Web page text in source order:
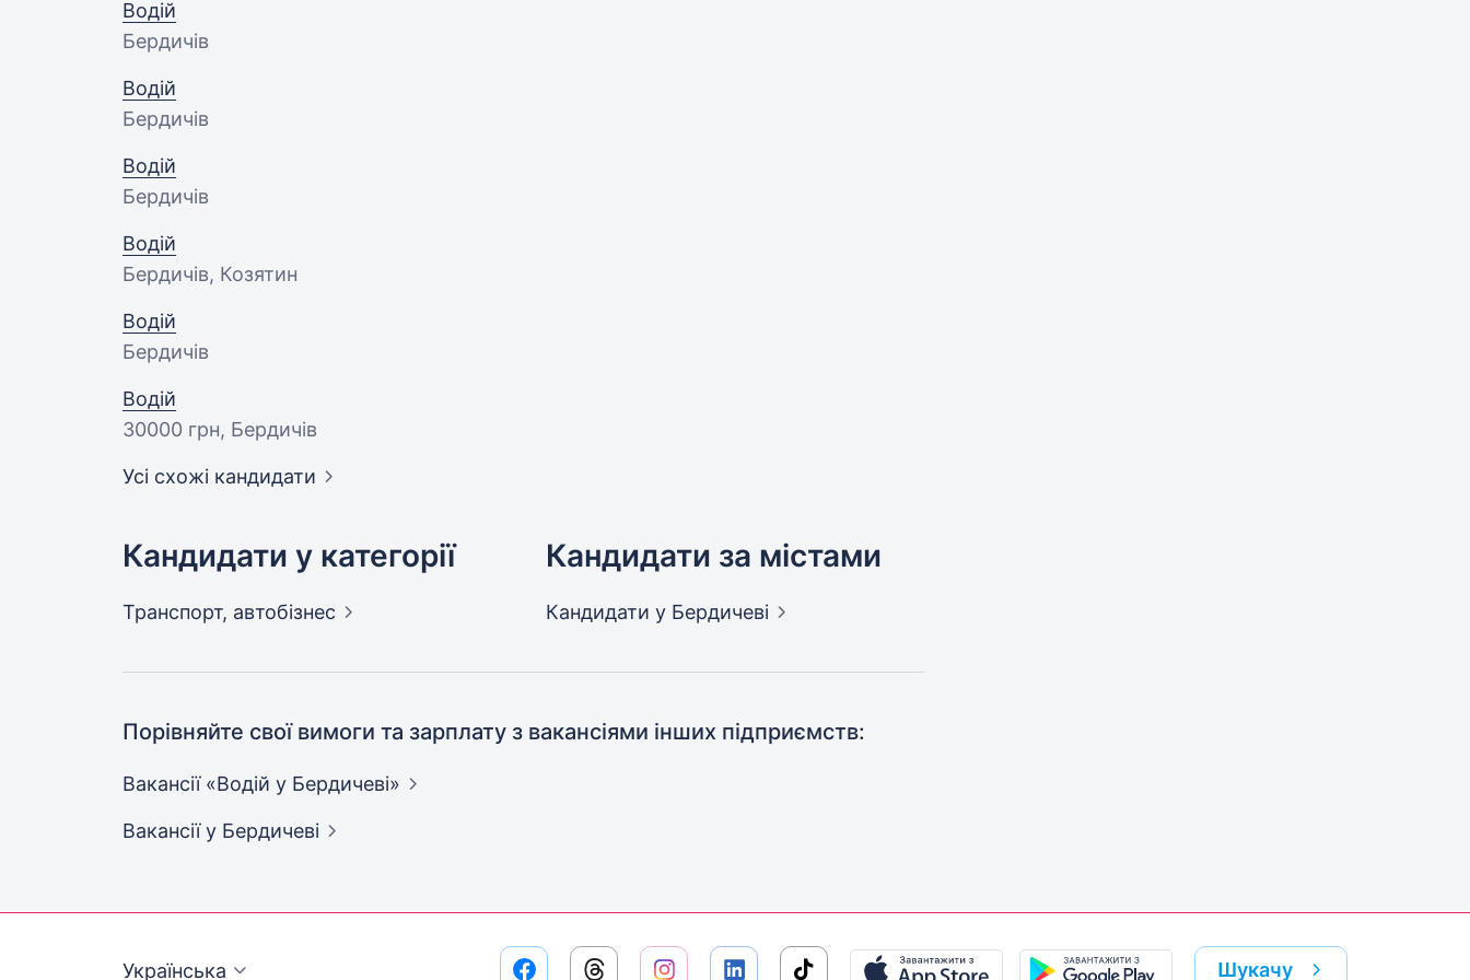
Водій
Бердичів
Водій
Бердичів
Водій
Бердичів
Водій
Бердичів, Козятин
Водій
Бердичів
Водій
30000 грн, Бердичів
Усі схожі кандидати
Кандидати у категорії
Транспорт, автобізнес
Кандидати за містами
Кандидати у Бердичеві
Порівняйте свої вимоги та зарплату з вакансіями інших підприємств:
Вакансії «Водій у Бердичеві»
Вакансіїу Бердичеві
Українська Шукачу